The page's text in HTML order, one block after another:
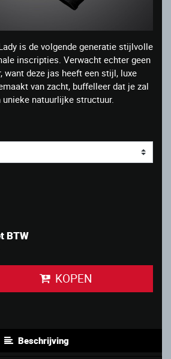
is de volgende generatie stijlvolle
inscripties. Verwacht echter geen
want deze jas heeft een stijl, luxe
van zacht, buffelleer dat je zal
natuurlijke structuur.
BTW
KOPEN
Beschrijving